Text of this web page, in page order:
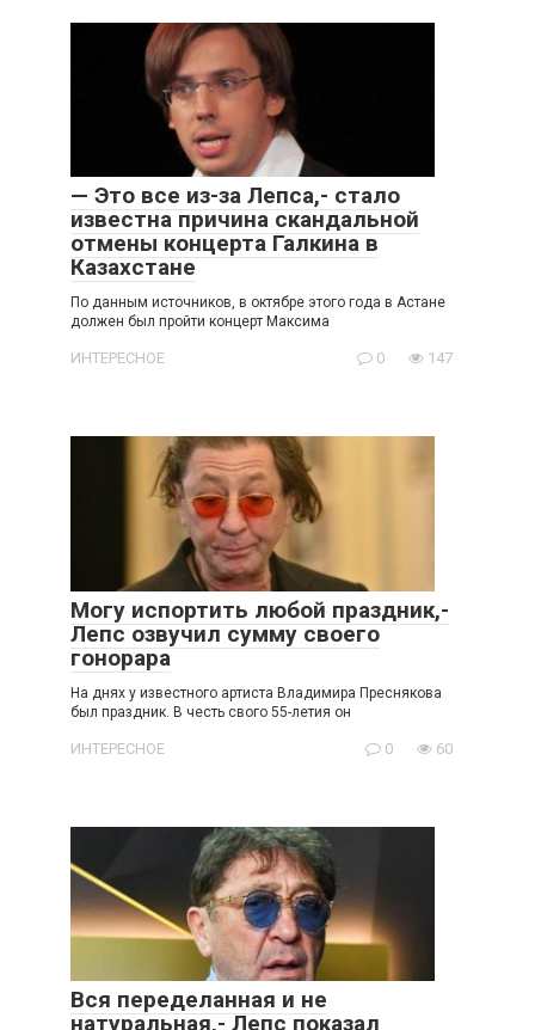
— Это все из-за Лепса,- стало
известна причина скандальной
отмены концерта Галкина в
Казахстане
По данным источников, в октябре этого года в Астане
должен был пройти концерт Максима
ИНТЕРЕСНОЕ 0 147
Могу испортить любой праздник,-
Лепс озвучил сумму своего
гонорара
На днях у известного артиста Владимира Преснякова
был праздник. В честь свого 55-летия он
ИНТЕРЕСНОЕ 0 60
Вся переделанная и не
натуральная,- Лепс показал